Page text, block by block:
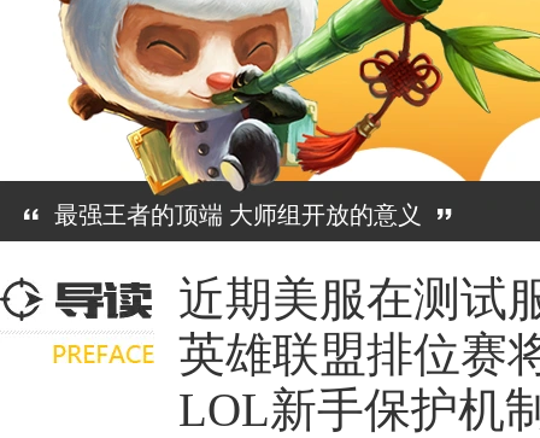
最强王者的顶端 大师组开放的意义
近期美服在测试
英雄联盟排位赛
LOL新手保护机